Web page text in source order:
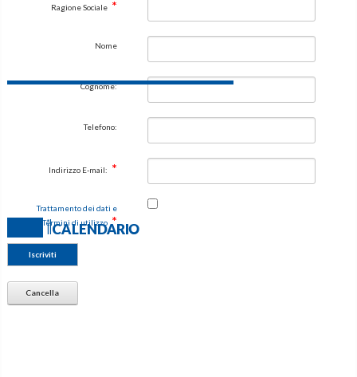
Ragione Sociale
Nome
Cognome:
Telefono:
Indirizzo E-mail:
Trattamento dei dati e
Termini di utilizzo
Iscriviti
Cancella